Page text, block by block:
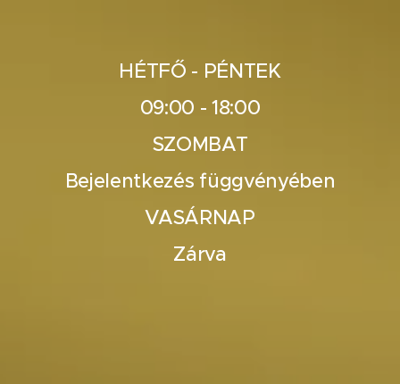
HÉTFŐ - PÉNTEK
09:00 - 18:00
SZOMBAT
Bejelentkezés függvényében
VASÁRNAP
Zárva